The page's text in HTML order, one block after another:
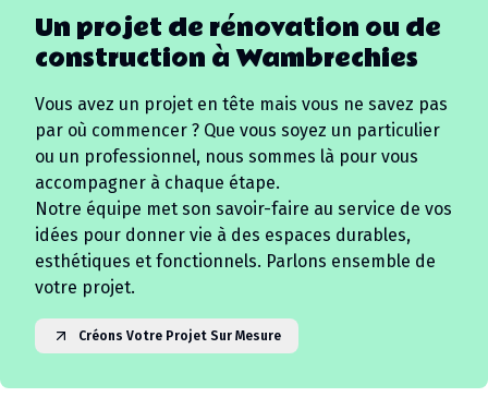
Un projet de rénovation ou de
construction àWambrechies
Vous avez un projet en tête mais vous ne savez pas
par où commencer ? Que vous soyez un particulier
ou un professionnel, nous sommes là pour vous
accompagner à chaque étape.
Notre équipe met son savoir-faire au service de vos
idées pour donner vie à des espaces durables,
esthétiques et fonctionnels. Parlons ensemble de
votre projet.
Créons Votre Projet Sur Mesure